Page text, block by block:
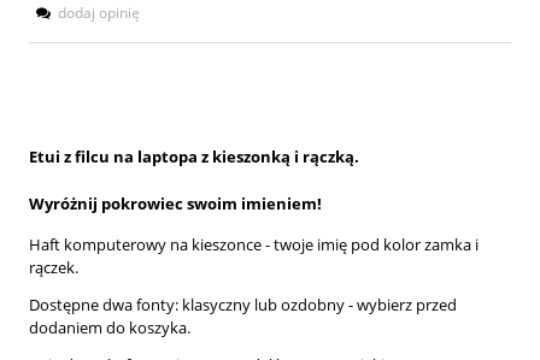
dodaj opinię
Etui z filcu na laptopa z kieszonką i rączką.
Wyróżnij pokrowiec swoim imieniem!
Haft komputerowy na kieszonce - twoje imię pod kolor zamka i
rączek.
Dostępne dwa fonty: klasyczny lub ozdobny - wybierz przed
dodaniem do koszyka.